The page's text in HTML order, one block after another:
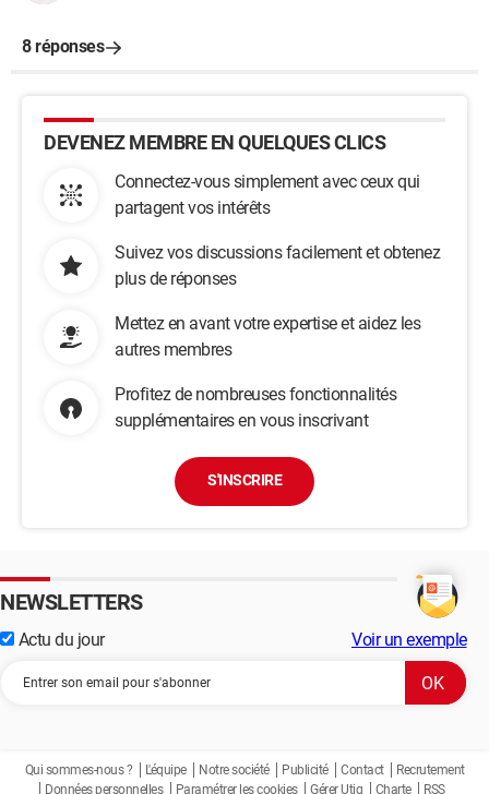
8 réponses
DEVENEZ MEMBRE EN QUELQUES CLICS
Connectez-vous simplement avec ceux qui
partagent vos intérêts
Suivez vos discussions facilement et obtenez
plus de réponses
Mettez en avant votre expertise et aidez les
autres membres
Profitez de nombreuses fonctionnalités
supplémentaires en vous inscrivant
S'INSCRIRE
NEWSLETTERS
Actu du jour Voir un exemple
Qui sommes-nous ? L'équipe Notre société Publicité Contact
Recrutement
Données personnelles
Paramétrer les cookies Gérer Utiq Charte RSS